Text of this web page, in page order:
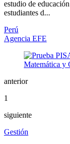
estudio de
estudiantes d...
Perú
Agencia EFE
anterior
1
siguiente
Gestión